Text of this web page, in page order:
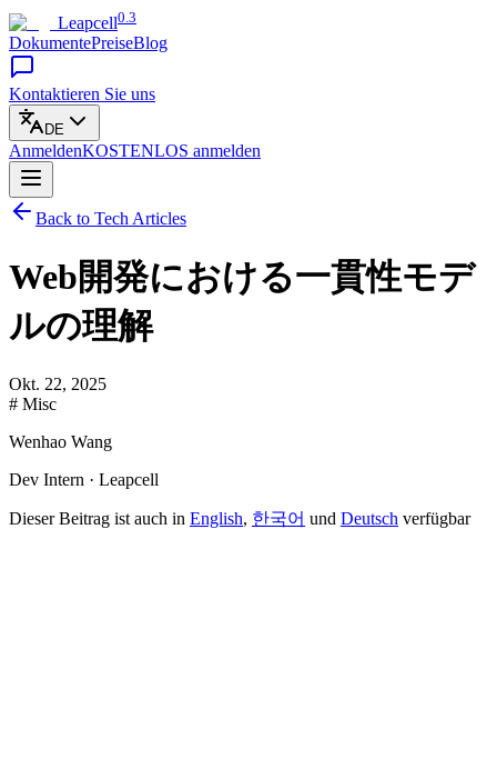
Leapcell0.3
DokumentePreiseBlog
Kontaktieren Sie uns
DE
AnmeldenKOSTENLOS anmelden
Back to Tech Articles
Web開発における一貫性モデ
ルの理解
Okt. 22, 2025
# Misc
Wenhao Wang
Dev Intern · Leapcell
Dieser Beitrag ist auch in English, 한국어 und Deutsch verfügbar